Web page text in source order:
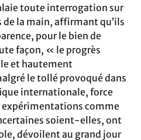
toute interrogation sur
de la main, affirmant qu’ils
pour le bien de
façon, « le progrès
et hautement
le tollé provoqué dans
internationale, force
expérimentations comme
soient-elles, ont
dévoilent au grand jour